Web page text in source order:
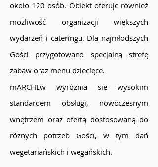
około 120 osób. Obiekt oferuje również
możliwość organizacji większych
wydarzeń i cateringu. Dla najmłodszych
Gości przygotowano specjalną strefę
zabaw oraz menu dziecięce.
mARCHEw wyróżnia się wysokim
standardem obsługi, nowoczesnym
wnętrzem oraz ofertą dostosowaną do
różnych potrzeb Gości, w tym dań
wegetariańskich i wegańskich.